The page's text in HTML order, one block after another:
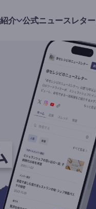
介 公式ニュースレター